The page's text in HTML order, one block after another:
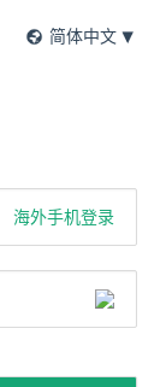
简体中文
海外手机登录